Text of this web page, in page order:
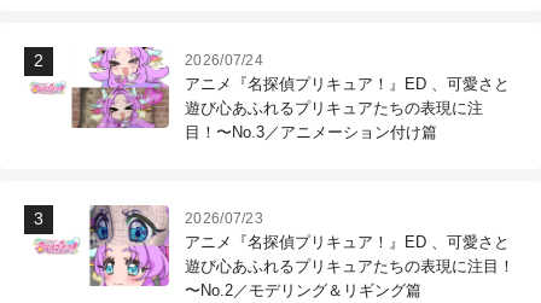
2026/07/24
アニメ『名探偵プリキュア！』ED 、可愛さと
遊び心あふれるプリキュアたちの表現に注
目！〜No.3／アニメーション付け篇
2026/07/23
アニメ『名探偵プリキュア！』ED 、可愛さと
遊び心あふれるプリキュアたちの表現に注目！
〜No.2／モデリング＆リギング篇